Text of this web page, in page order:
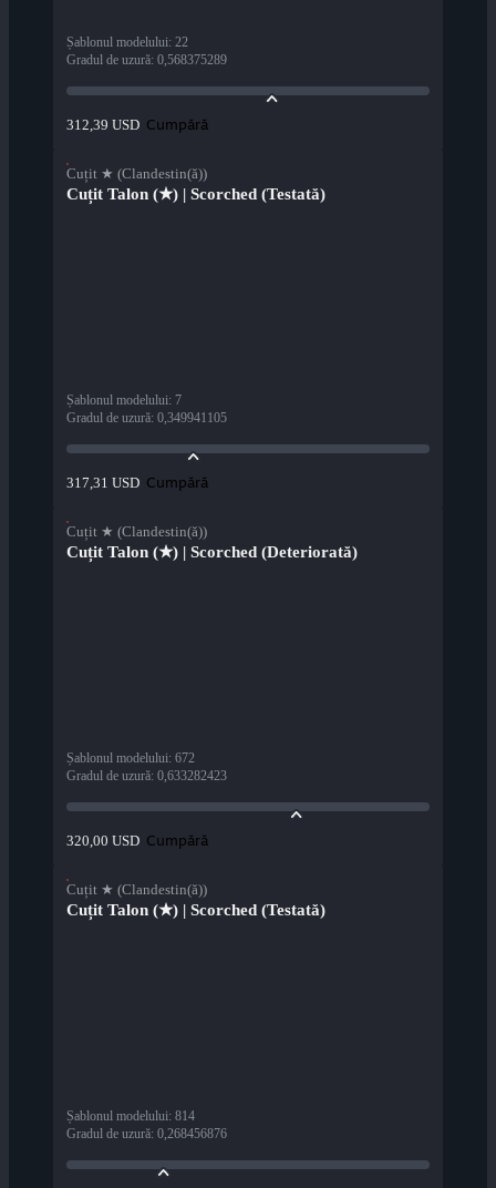
Șablonul modelului: 22
Gradul de uzură: 0,568375289
312,39 USD Cumpără
Cuțit ★ (Clandestin(ă))
Cuțit Talon (★) | Scorched (Testată)
Șablonul modelului: 7
Gradul de uzură: 0,349941105
317,31 USD Cumpără
Cuțit ★ (Clandestin(ă))
Cuțit Talon (★) | Scorched (Deteriorată)
Șablonul modelului: 672
Gradul de uzură: 0,633282423
320,00 USD Cumpără
Cuțit ★ (Clandestin(ă))
Cuțit Talon (★) | Scorched (Testată)
Șablonul modelului: 814
Gradul de uzură: 0,268456876